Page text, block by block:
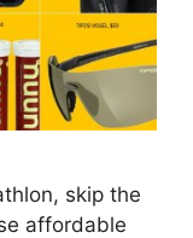
skip the
affordable